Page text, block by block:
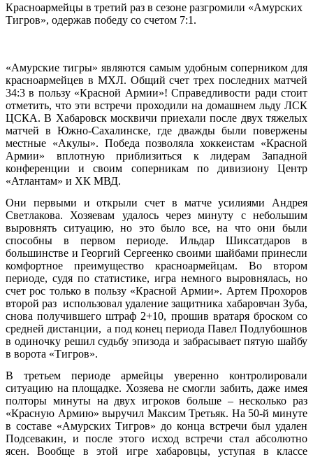
Красноармейцы в третий раз в сезоне разгромили «Амурских
Тигров», одержав победу со счетом 7:1.
«Амурские тигры» являются самым удобным соперником для
красноармейцев в МХЛ. Общий счет трех последних матчей
34:3 в пользу «Красной Армии»! Справедливости ради стоит
отметить, что эти встречи проходили на домашнем льду ЛСК
ЦСКА. В Хабаровск москвичи приехали после двух тяжелых
матчей в Южно-Сахалинске, где дважды были повержены
местные «Акулы». Победа позволяла хоккеистам «Красной
Армии» вплотную приблизиться к лидерам Западной
конференции и своим соперникам по дивизиону Центр
«Атлантам» и ХК МВД.
Они первыми и открыли счет в матче усилиями Андрея
Светлакова. Хозяевам удалось через минуту с небольшим
выровнять ситуацию, но это было все, на что они были
способны в первом периоде. Ильдар Шиксатдаров в
большинстве и Георгий Сергеенко своими шайбами принесли
комфортное преимущество красноармейцам. Во втором
периоде, судя по статистике, игра немного выровнялась, но
счет рос только в пользу «Красной Армии». Артем Прохоров
второй раз использовал удаление защитника хабаровчан Зуба,
снова получившего штраф 2+10, прошив вратаря броском со
средней дистанции, а под конец периода Павел Подлубошнов
в одиночку решил судьбу эпизода и забрасывает пятую шайбу
в ворота «Тигров».
В третьем периоде армейцы уверенно контролировали
ситуацию на площадке. Хозяева не смогли забить, даже имея
полторы минуты на двух игроков больше – несколько раз
«Красную Армию» выручил Максим Третьяк. На 50-й минуте
в составе «Амурских Тигров» до конца встречи был удален
Подсевакин, и после этого исход встречи стал абсолютно
ясен. Вообще в этой игре хабаровцы, уступая в классе